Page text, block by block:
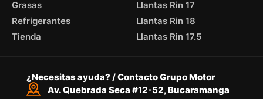
Grasas
Refrigerantes
Tienda
Llantas Rin 17
Llantas Rin 18
Llantas Rin 17.5
¿Necesitas ayuda? / Contacto Grupo Motor
Av. Quebrada Seca #12-52, Bucaramanga